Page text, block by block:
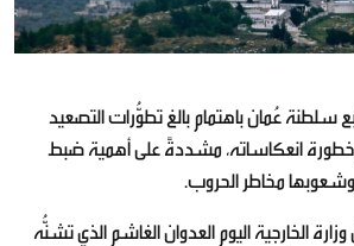
سلطنة عُمان باهتمام بالغ تطوُّرات التصعيد
انعكاساته، مشددةً على أهمية ضبط
مخاطر الحروب.
الخارجية اليوم العدوان الغاشم الذي تشنُّه